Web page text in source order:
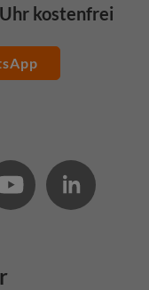
kostenfrei